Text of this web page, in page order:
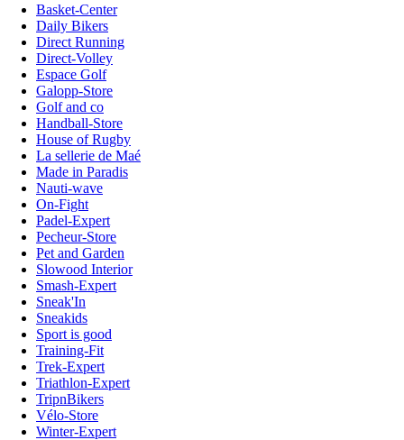
Basket-Center
Daily Bikers
Direct Running
Direct-Volley
Espace Golf
Galopp-Store
Golf and co
Handball-Store
House of Rugby
La sellerie de Maé
Made in Paradis
Nauti-wave
On-Fight
Padel-Expert
Pecheur-Store
Pet and Garden
Slowood Interior
Smash-Expert
Sneak'In
Sneakids
Sport is good
Training-Fit
Trek-Expert
Triathlon-Expert
TripnBikers
Vélo-Store
Winter-Expert